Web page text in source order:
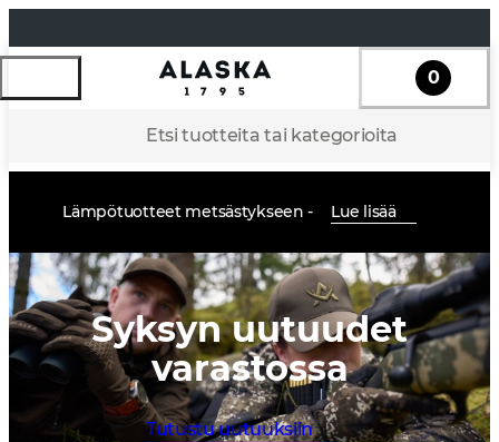
Etsi tuotteita tai kategorioita
0
Lämpötuotteet metsästykseen - Lue lisää
Syksyn uutuudet
varastossa
Tutustu uutuuksiin